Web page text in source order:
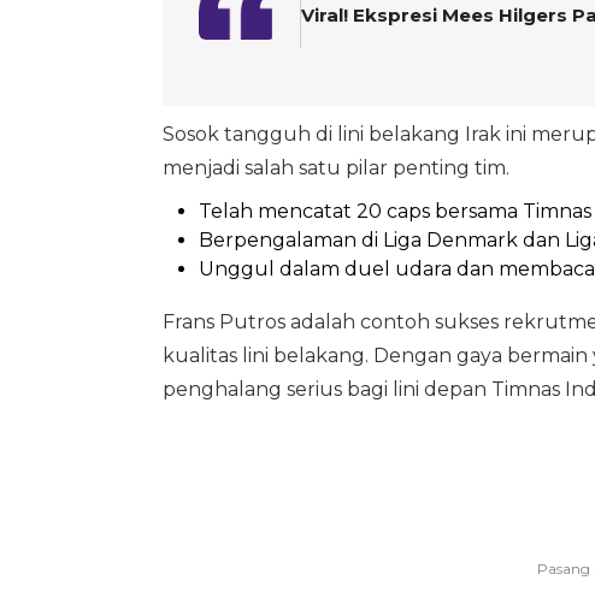
Viral! Ekspresi Mees Hilgers
Sosok tangguh di lini belakang Irak ini
menjadi salah satu pilar penting tim.
Telah mencatat 20 caps bersama Timnas
Berpengalaman di Liga Denmark dan
Unggul dalam duel udara dan
Frans Putros adalah contoh sukses
kualitas lini belakang. Dengan gaya
penghalang serius bagi lini depan Timnas